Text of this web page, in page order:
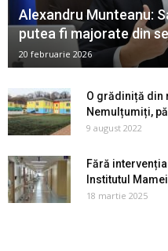
Alexandru Munteanu:
putea fi majorate din
20 februarie 2026
O grădiniță din
Nemulțumiți,
9 august 2022
Fără
Institutul
18 martie 2025